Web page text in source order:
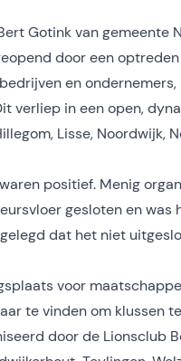
Gotink van gemeente
door een
en
verliep in een open,
Lisse, Noordwijk,
positief. Menig
gesloten en
dat het niet
voor
te vinden om klussen
door de Lionsclub